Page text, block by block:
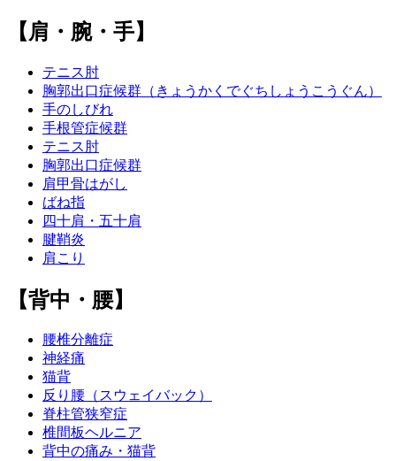
【肩・腕・手】
テニス肘
胸郭出口症候群（きょうかくでぐちしょうこうぐん）
手のしびれ
手根管症候群
テニス肘
胸郭出口症候群
肩甲骨はがし
ばね指
四十肩・五十肩
腱鞘炎
肩こり
【背中・腰】
腰椎分離症
神経痛
猫背
反り腰（スウェイバック）
脊柱管狭窄症
椎間板ヘルニア
背中の痛み・猫背